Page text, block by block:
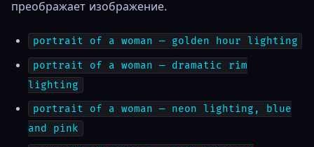
преображает изображение.
portrait of a woman — golden hour lighting
portrait of a woman — dramatic rim
lighting
portrait of a woman — neon lighting, blue
and pink